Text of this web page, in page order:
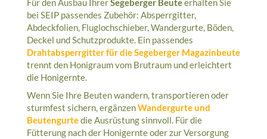
Für den Ausbau IhrerSegeberger Beuteerhalten Sie
bei SEIP passendes Zubehör: Absperrgitter,
Abdeckfolien, Fluglochschieber, Wandergurte, Böden,
Deckel und Schutzprodukte. Ein passendes
Drahtabsperrgitter für die Segeberger Magazinbeute
trennt den Honigraum vom Brutraum und erleichtert
die Honigernte.
Wenn Sie Ihre Beuten wandern, transportieren oder
sturmfest sichern, ergänzenWandergurte und
Beutengurtedie Ausrüstung sinnvoll. Für die
Fütterung nach der Honigernte oder zur Versorgung